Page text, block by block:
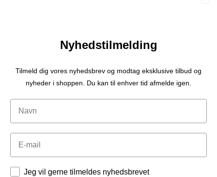
Nyhedstilmelding
Tilmeld dig vores nyhedsbrev og modtag eksklusive tilbud og
nyheder i shoppen. Du kan til enhver tid afmelde igen.
Navn
Email
Tilladelser
Jeg vil gerne tilmeldes nyhedsbrevet